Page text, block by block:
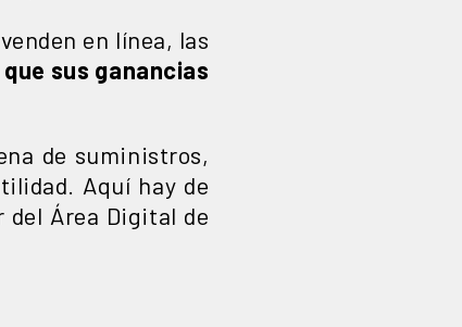
en línea, las
sus ganancias
de suministros,
Aquí hay de
del Área Digital de